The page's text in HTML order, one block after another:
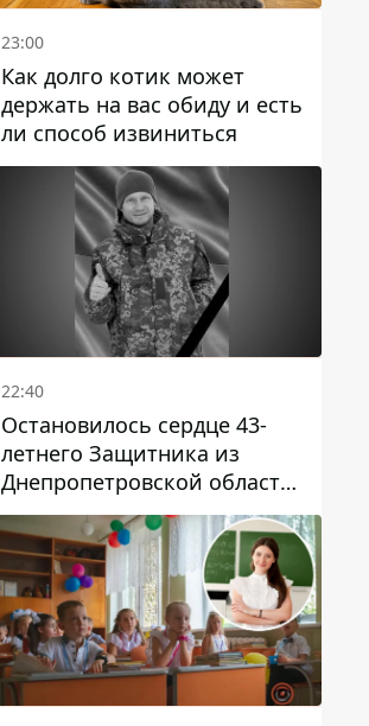
23:00
Как долго котик может
держать на вас обиду и есть
ли способ извиниться
22:40
Остановилось сердце 43-
летнего Защитника из
Днепропетровской области
Евгения Зинченко